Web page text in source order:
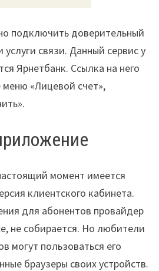
подключить доверительный
связи. Данный сервис у
Ярнетбанк. Ссылка на него
«Лицевой счет»,
момент имеется
клиентского кабинета.
для абонентов провайдер
не собирается. Но любители
могут пользоваться его
браузеры своих устройств.